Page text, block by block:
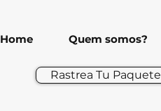
Home Quem somos?
Rastrea Tu Paquete